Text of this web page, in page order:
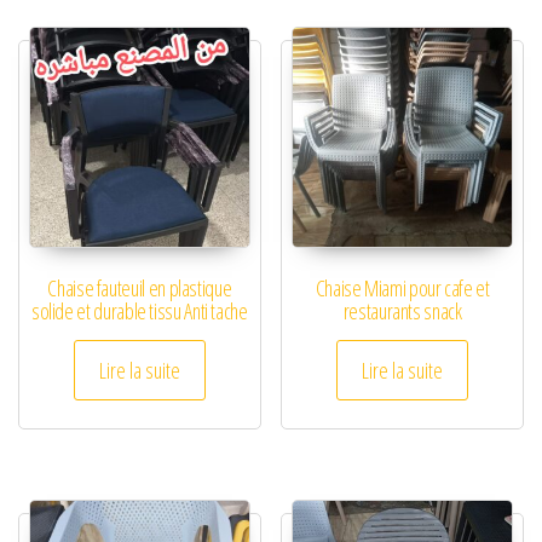
Chaise fauteuil en plastique
solide et durable tissu Anti tache
Lire la suite
Chaise Miami pour cafe et
restaurants snack
Lire la suite